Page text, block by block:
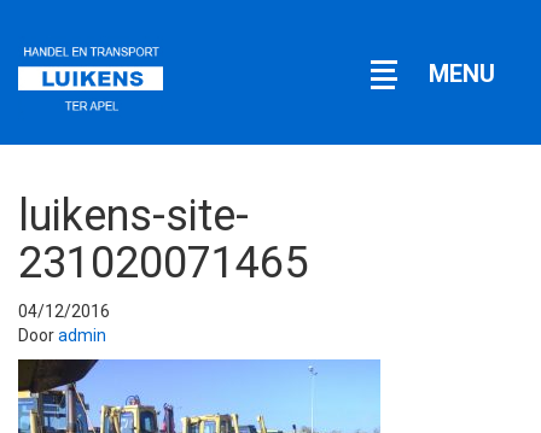
Open
MENU
luikens-site-
231020071465
04/12/2016
Dooradmin